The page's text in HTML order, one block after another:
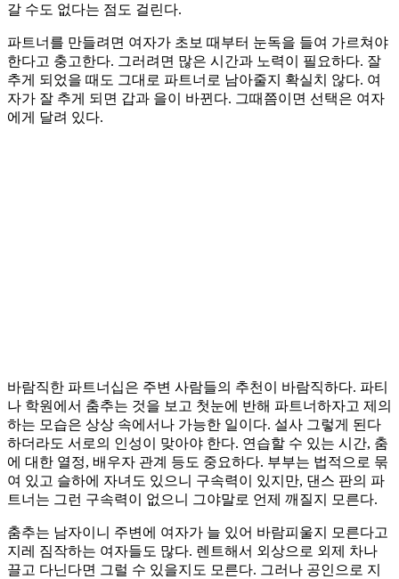
갈 수도 없다는 점도 걸린다.
파트너를 만들려면 여자가 초보 때부터 눈독을 들여 가르쳐야
한다고 충고한다. 그러려면 많은 시간과 노력이 필요하다. 잘
추게 되었을 때도 그대로 파트너로 남아줄지 확실치 않다. 여
자가 잘 추게 되면 갑과 을이 바뀐다. 그때쯤이면 선택은 여자
에게 달려 있다.
바람직한 파트너십은 주변 사람들의 추천이 바람직하다. 파티
나 학원에서 춤추는 것을 보고 첫눈에 반해 파트너하자고 제의
하는 모습은 상상 속에서나 가능한 일이다. 설사 그렇게 된다
하더라도 서로의 인성이 맞아야 한다. 연습할 수 있는 시간, 춤
에 대한 열정, 배우자 관계 등도 중요하다. 부부는 법적으로 묶
여 있고 슬하에 자녀도 있으니 구속력이 있지만, 댄스 판의 파
트너는 그런 구속력이 없으니 그야말로 언제 깨질지 모른다.
춤추는 남자이니 주변에 여자가 늘 있어 바람피울지 모른다고
지레 짐작하는 여자들도 많다. 렌트해서 외상으로 외제 차나
끌고 다닌다면 그럴 수 있을지도 모른다. 그러나 공인으로 지